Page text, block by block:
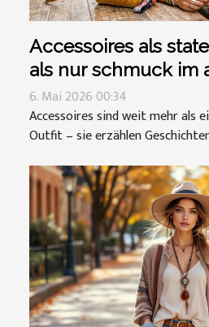
Accessoires als
als nur schmuck im
6. Mai 2026 00:34
Accessoires sind weit mehr als
Outfit – sie erzählen